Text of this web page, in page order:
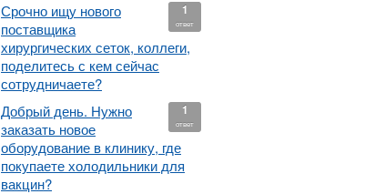
1
ответ
Срочно ищу нового
поставщика
хирургических сеток, коллеги,
поделитесь с кем сейчас
сотрудничаете?
1
ответ
Добрый день. Нужно
заказать новое
оборудование в клинику, где
покупаете холодильники для
вакцин?